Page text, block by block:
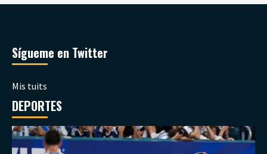
Sígueme en Twitter
Mis tuits
DEPORTES